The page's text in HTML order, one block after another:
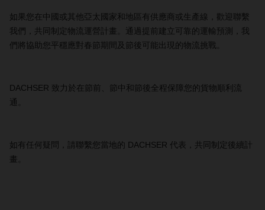
如果您在中國或其他亞太國家和地區有供應商或生產線，歡迎聯繫
我們，共同制定物流運營計畫。通過提前建立可靠的運輸預測，我
們將協助您平穩應對春節期間及節後可能出現的物流挑戰。
DACHSER 致力於在節前、節中和節後全程保障您的貨物順利流
通。
如有任何疑問，請聯繫您當地的 DACHSER 代表，共同制定後續計
畫。